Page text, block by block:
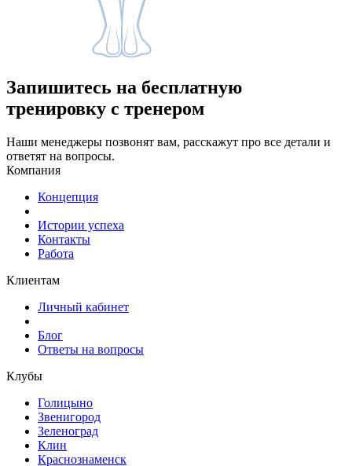
Запишитесь на бесплатную
тренировку с тренером
Наши менеджеры позвонят вам, расскажут про все детали и
ответят на вопросы.
Компания
Концепция
Истории успеха
Контакты
Работа
Клиентам
Личный кабинет
Блог
Ответы на вопросы
Клубы
Голицыно
Звенигород
Зеленоград
Клин
Краснознаменск